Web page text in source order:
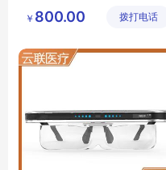
动态屈光训练镜
装备有限
￥ 800.00 拨打电话